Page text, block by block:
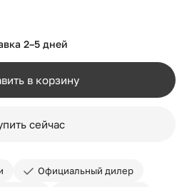
2–5 дней
в корзину
сейчас
Официальный дилер